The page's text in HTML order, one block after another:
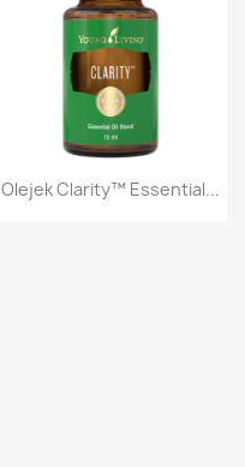
Szybki podgląd
Olejek Clarity™ Essential...